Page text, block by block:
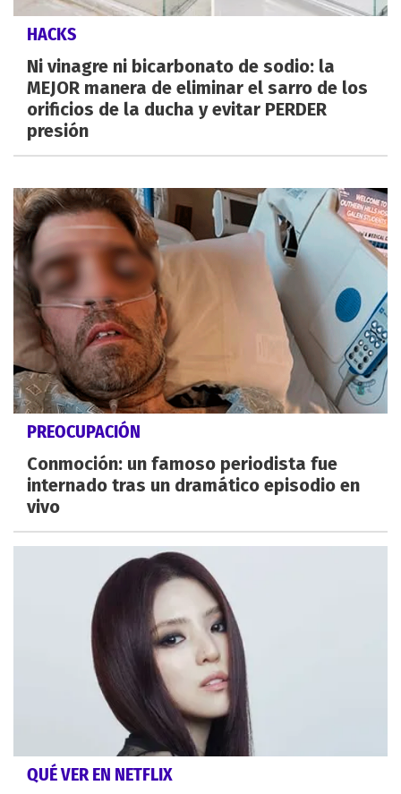
HACKS
Ni vinagre ni bicarbonato de sodio: la
MEJOR manera de eliminar el sarro de los
orificios de la ducha y evitar PERDER
presión
PREOCUPACIÓN
Conmoción: un famoso periodista fue
internado tras un dramático episodio en
vivo
QUÉ VER EN NETFLIX